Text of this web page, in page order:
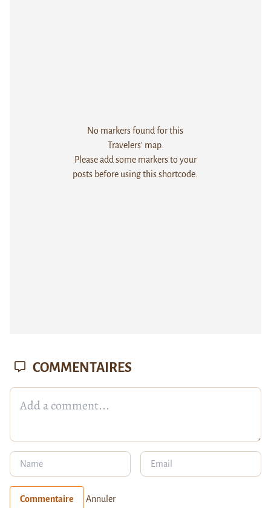
No markers found for this
Travelers' map.
Please add some markers to your
posts before using this shortcode.
COMMENTAIRES
Commentaire Annuler